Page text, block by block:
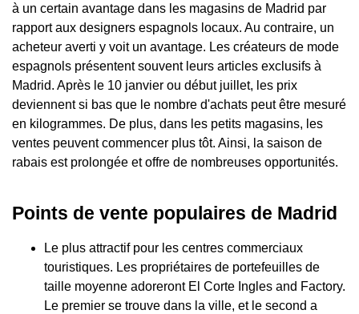
à un certain avantage dans les magasins de Madrid par
rapport aux designers espagnols locaux. Au contraire, un
acheteur averti y voit un avantage. Les créateurs de mode
espagnols présentent souvent leurs articles exclusifs à
Madrid. Après le 10 janvier ou début juillet, les prix
deviennent si bas que le nombre d'achats peut être mesuré
en kilogrammes. De plus, dans les petits magasins, les
ventes peuvent commencer plus tôt. Ainsi, la saison de
rabais est prolongée et offre de nombreuses opportunités.
Points de vente populaires de Madrid
Le plus attractif pour les centres commerciaux
touristiques. Les propriétaires de portefeuilles de
taille moyenne adoreront El Corte Ingles and Factory.
Le premier se trouve dans la ville, et le second a